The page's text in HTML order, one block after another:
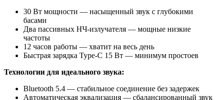
30 Вт мощности — насыщенный звук с глубокими
басами
Два пассивных НЧ-излучателя — мощные низкие
частоты
12 часов работы — хватит на весь день
Быстрая зарядка Type-C 15 Вт — минимум простоев
Технологии для идеального звука:
Bluetooth 5.4 — стабильное соединение без задержек
Автоматическая эквализация — сбалансированный звук